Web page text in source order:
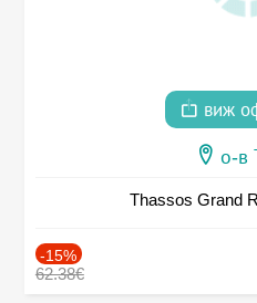
виж
о-в
Thassos Grand
-15%
62.38€